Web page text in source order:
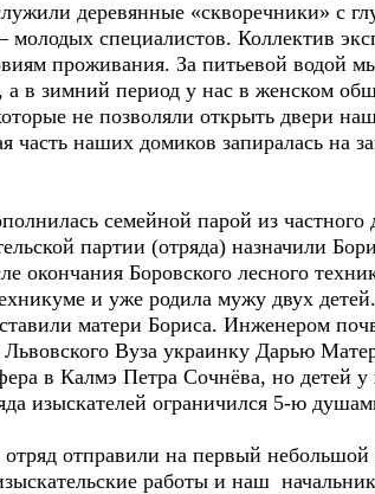
деревянные «скворечники» с
молодых специалистов. Коллектив
проживания. За питьевой водой
а в зимний период у нас в женском
не позволяли открыть двери
часть наших домиков запиралась на
семейной парой из частного
партии (отряда) назначили
окончания Боровского лесного
и уже родила мужу двух
матери Бориса. Инженером
Львовского Вуза украинку Дарью
в Калмэ Петра Сочнёва, но детей
изыскателей ограничился 5-ю
отправили на первый небольшой
работы и наш